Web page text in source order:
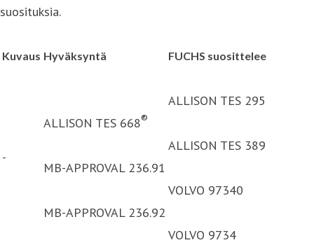
suosituksia.
Kuvaus Hyväksyntä FUCHS suosittelee
-
ALLISON TES 668®
MB-APPROVAL 236.91
MB-APPROVAL 236.92
ALLISON TES 295
ALLISON TES 389
VOLVO 97340
VOLVO 9734